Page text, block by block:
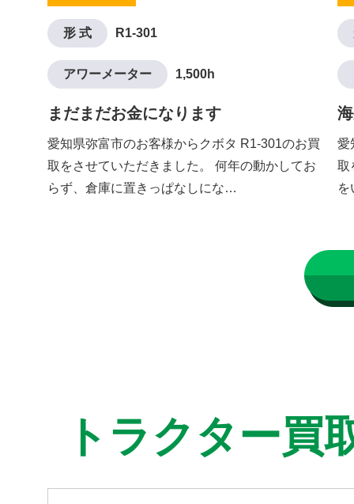
形 式 R1-301
アワーメーター 1,500h
まだまだお金になります
愛知県弥富市のお客様からクボタ R1-301のお買
取をさせていただきました。 何年の動かしてお
らず、倉庫に置きっぱなしにな…
愛
取
トラクター買